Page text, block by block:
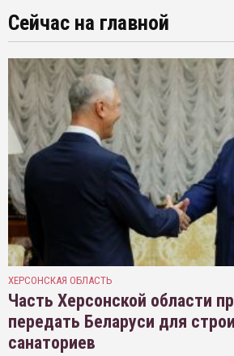
Сейчас на главной
ХЕРСОНСКАЯ ОБЛАСТЬ
Часть Херсонской области
передать Беларуси для
санаториев